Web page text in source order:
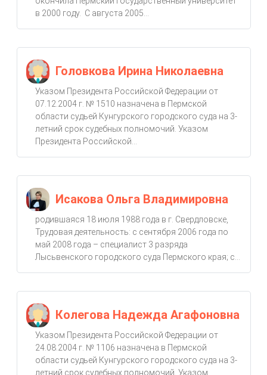
в 2000 году. С августа 2005...
Головкова Ирина Николаевна
Указом Президента Российской Федерации от
07.12.2004 г. № 1510 назначена в Пермской
области судьей Кунгурского городского суда на 3-
летний срок судебных полномочий. Указом
Президента Российской...
Исакова Ольга Владимировна
родившаяся 18 июля 1988 года в г. Свердловске,
Трудовая деятельность: с сентября 2006 года по
май 2008 года – специалист 3 разряда
Лысьвенского городского суда Пермского края; с...
Колегова Надежда Агафоновна
Указом Президента Российской Федерации от
24.08.2004 г. № 1106 назначена в Пермской
области судьей Кунгурского городского суда на 3-
летний срок судебных полномочий. Указом